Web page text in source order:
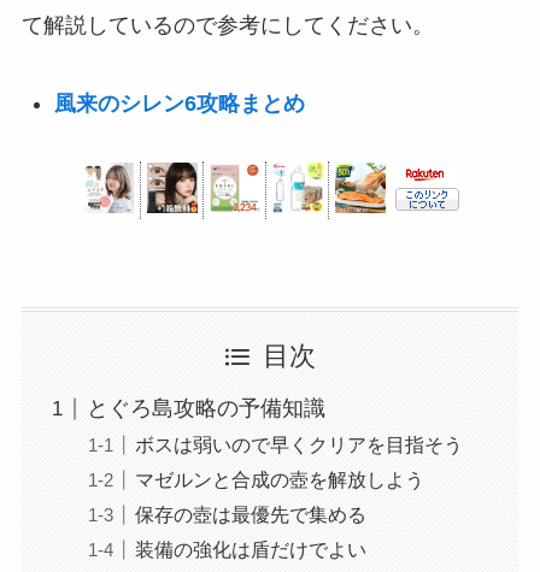
て解説しているので参考にしてください。
風来のシレン6攻略まとめ
目次
とぐろ島攻略の予備知識
ボスは弱いので早くクリアを目指そう
マゼルンと合成の壺を解放しよう
保存の壺は最優先で集める
装備の強化は盾だけでよい